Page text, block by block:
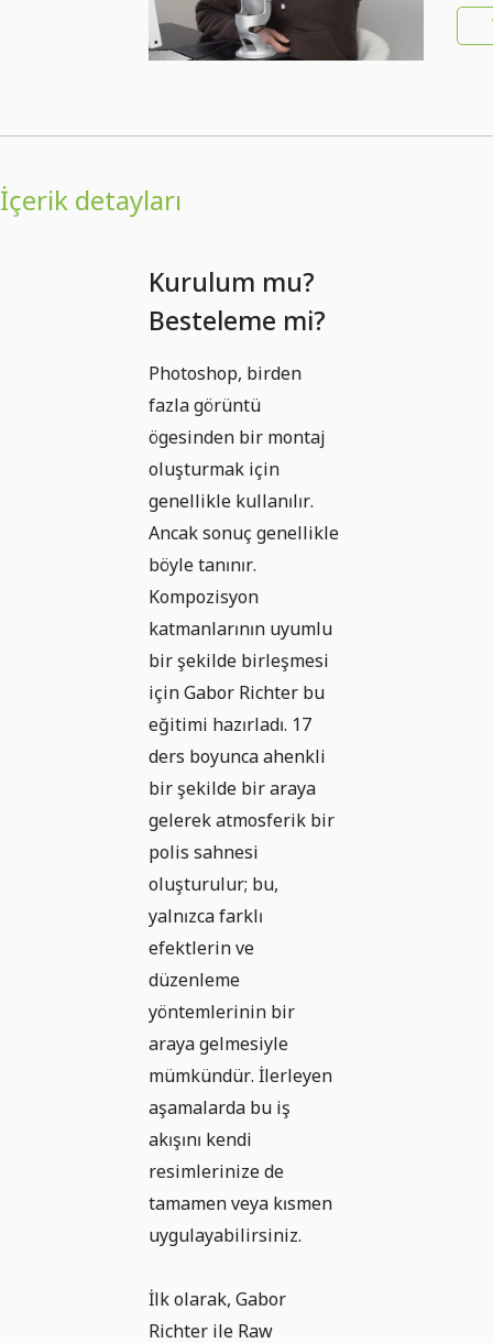
İçerik detayları
Kurulum mu?
Besteleme mi?
Photoshop, birden
fazla görüntü
ögesinden bir montaj
oluşturmak için
genellikle kullanılır.
Ancak sonuç genellikle
böyle tanınır.
Kompozisyon
katmanlarının uyumlu
bir şekilde birleşmesi
için Gabor Richter bu
eğitimi hazırladı. 17
ders boyunca ahenkli
bir şekilde bir araya
gelerek atmosferik bir
polis sahnesi
oluşturulur; bu,
yalnızca farklı
efektlerin ve
düzenleme
yöntemlerinin bir
araya gelmesiyle
mümkündür. İlerleyen
aşamalarda bu iş
akışını kendi
resimlerinize de
tamamen veya kısmen
uygulayabilirsiniz.
İlk olarak, Gabor
Richter ile Raw